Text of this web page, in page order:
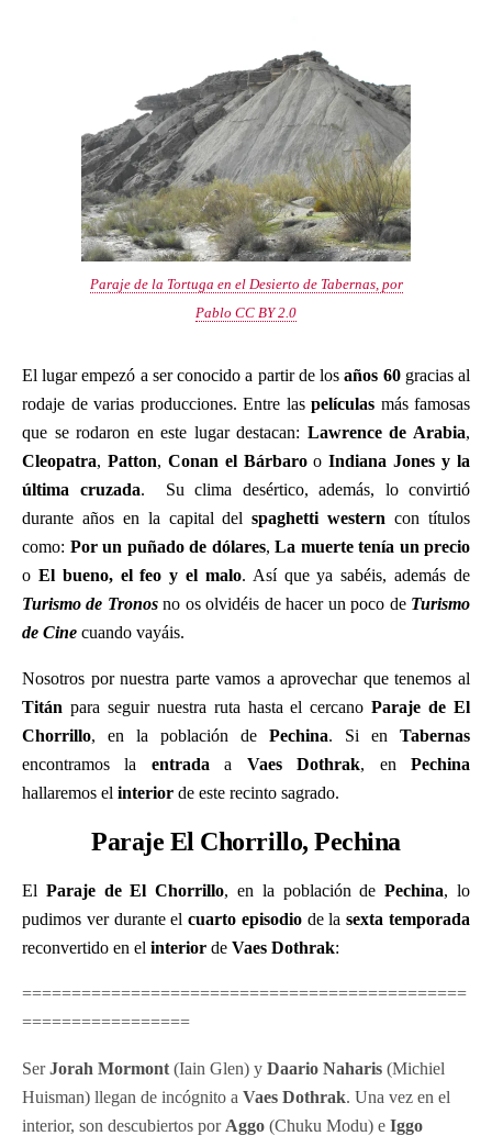
Paraje de la Tortuga en el Desierto de Tabernas, por
Pablo CC BY 2.0
El lugar empezó a ser conocido a partir de losaños 60gracias al
rodaje de varias producciones. Entre las películas más famosas
que se rodaron en este lugar destacan: Lawrence de Arabia,
Cleopatra, Patton, Conan el Bárbaroo Indiana Jones y la
última cruzada. Su clima desértico, además, lo convirtió
durante años en la capital delspaghetti western con títulos
como: Por un puñado de dólares, La muerte tenía un precio
o El bueno, el feo y el malo. Así que ya sabéis, además de
Turismo de Tronosno os olvidéis de hacer un poco de Turismo
de Cine cuando vayáis.
Nosotros por nuestra parte vamos a aprovechar que tenemos al
Titán para seguir nuestra ruta hasta el cercano Paraje de El
Chorrillo, en la población de Pechina. Si en Tabernas
encontramos la entrada a Vaes Dothrak, enPechina
hallaremos el interior de este recinto sagrado.
Paraje El Chorrillo, Pechina
El Paraje de El Chorrillo, en la población dePechina, lo
pudimos ver durante elcuarto episodiode lasexta temporada
reconvertido en el interior de Vaes Dothrak:
=============================================
=================
SerJorah Mormont (Iain Glen) y Daario Naharis (Michiel
Huisman) llegan de incógnito a Vaes Dothrak. Una vez en el
interior, son descubiertos por Aggo (Chuku Modu) e Iggo